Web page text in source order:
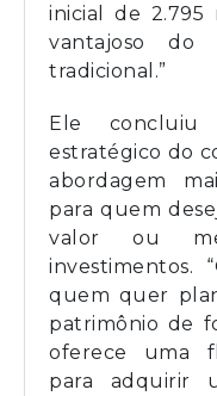
inicial de 2.795
vantajoso do
tradicional.”
Ele concluiu
estratégico do
abordagem
para quem
valor ou
investimentos.
quem quer
patrimônio de
oferece uma
para adquirir